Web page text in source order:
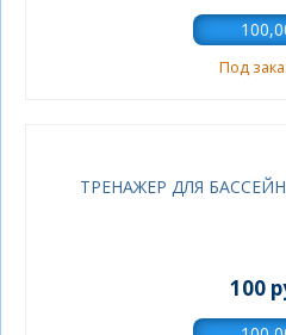
Под
ТРЕНАЖЕР ДЛЯ
100